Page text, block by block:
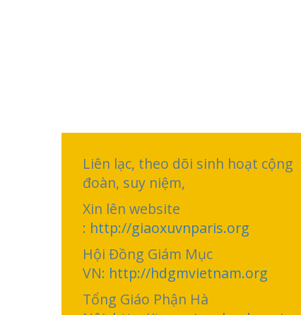
Liên lạc, theo dõi sinh hoạt cộng
đoàn, suy niệm,
Xin lên website
: http://giaoxuvnparis.org
Hội Đồng Giám Mục
VN: http://hdgmvietnam.org
Tổng Giáo Phận Hà